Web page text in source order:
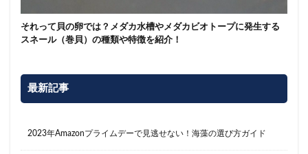
それって貝の卵では？メダカ水槽やメダカビオトープに発生する
スネール（巻貝）の種類や特徴を紹介！
最新記事
2023年Amazonプライムデーで見逃せない！海藻の選び方ガイド